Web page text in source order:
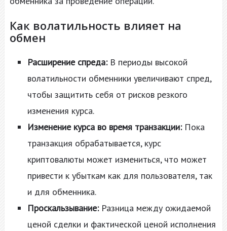
Как волатильность влияет на
обмен
Расширение спреда:В периоды высокой
волатильности обменники увеличивают спред,
чтобы защитить себя от рисков резкого
изменения курса.
Изменение курса во время транзакции:Пока
транзакция обрабатывается, курс
криптовалюты может измениться, что может
привести к убыткам как для пользователя, так
и для обменника.
Проскальзывание:Разница между ожидаемой
ценой сделки и фактической ценой исполнения